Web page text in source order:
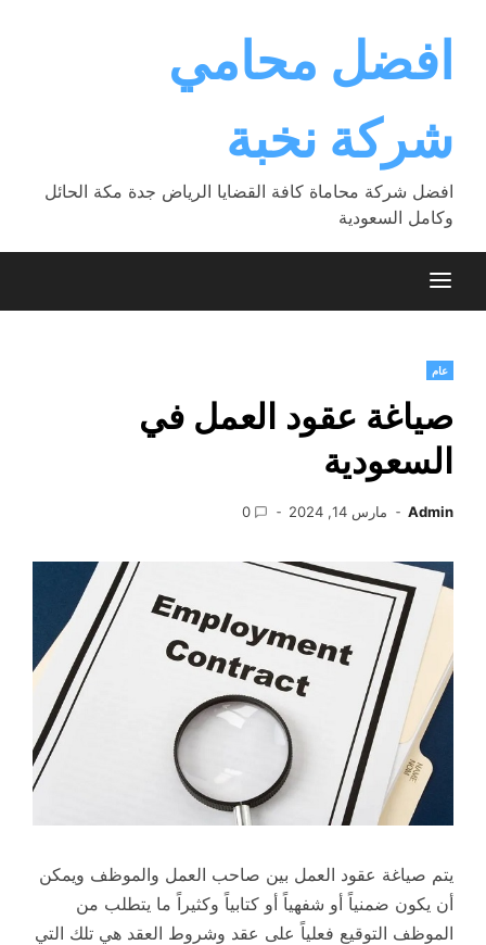
contentافضل محامي
شركة نخبة
افضل شركة محاماة كافة القضايا الرياض جدة مكة الحائل
وكامل السعودية
عام
صياغة عقود العمل في
السعودية
Admin مارس 14, 2024 0
يتم صياغة عقود العمل بين صاحب العمل والموظف ويمكن
أن يكون ضمنياً أو شفهياً أو كتابياً وكثيراً ما يتطلب من
الموظف التوقيع فعلياً على عقد وشروط العقد هي تلك التي